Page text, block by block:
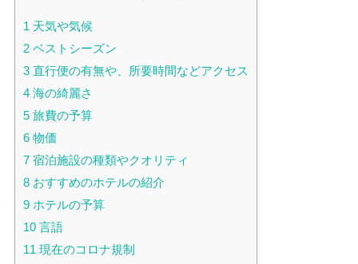
1 天気や気候
2ベストシーズン
3直行便の有無や、所要時間などアクセス
4海の綺麗さ
5旅費の予算
6物価
7宿泊施設の種類やクオリティ
8おすすめのホテルの紹介
9ホテルの予算
10言語
11 現在のコロナ規制